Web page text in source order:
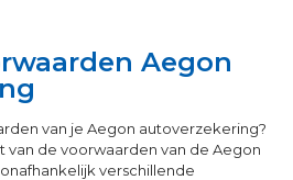
Aegon
van je Aegon autoverzekering?
van de voorwaarden van de Aegon
verschillende